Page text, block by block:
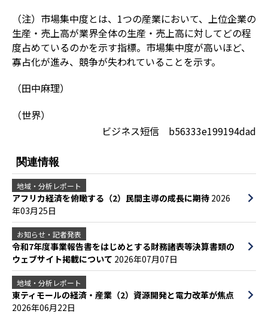
（注）市場集中度とは、1つの産業において、上位企業の
生産・売上高が業界全体の生産・売上高に対してどの程
度占めているのかを示す指標。市場集中度が高いほど、
寡占化が進み、競争が失われていることを示す。
（田中麻理）
（世界）
ビジネス短信 b56333e199194dad
関連情報
地域・分析レポート
アフリカ経済を俯瞰する（2）民間主導の成長に期待 2026
年03月25日
お知らせ・記者発表
令和7年度事業報告書をはじめとする財務諸表等決算書類の
ウェブサイト掲載について 2026年07月07日
地域・分析レポート
東ティモールの経済・産業（2）資源開発と電力改革が焦点
2026年06月22日